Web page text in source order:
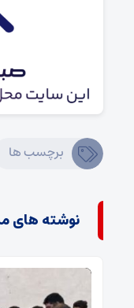
برچسب ها
نوشته های